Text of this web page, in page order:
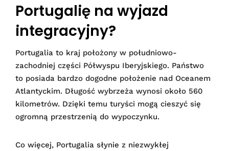
Portugalię na wyjazd
integracyjny?
Portugalia to kraj położony w południowo-
zachodniej części Półwyspu Iberyjskiego. Państwo
to posiada bardzo dogodne położenie nad Oceanem
Atlantyckim. Długość wybrzeża wynosi około 560
kilometrów. Dzięki temu turyści mogą cieszyć się
ogromną przestrzenią do wypoczynku.
Co więcej, Portugalia słynie z niezwykłej